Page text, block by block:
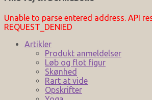
Unable to parse entered address. API
REQUEST_DENIED
Artikler
Produkt anmeldelser
Løb og flot figur
Skønhed
Rart at vide
Opskrifter